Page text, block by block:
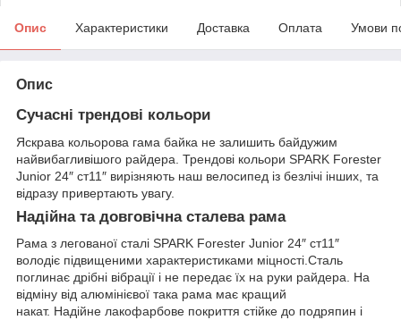
Опис Характеристики Доставка Оплата Умови
Опис
Сучасні трендові кольори
Яскрава кольорова гама байка не залишить байдужим
найвибагливішого райдера. Трендові кольори SPARK Forester
Junior 24″ ст11″ вирізняють наш велосипед із безлічі інших, та
відразу привертають увагу.
Надійна та довговічна сталева рама
Рама з легованої сталі SPARK Forester Junior 24″ ст11″
володіє підвищеними характеристиками міцності.Сталь
поглинає дрібні вібрації і не передає їх на руки райдера. На
відміну від алюмінієвої така рама має кращий
накат. Надійне лакофарбове покриття стійке до подряпин і